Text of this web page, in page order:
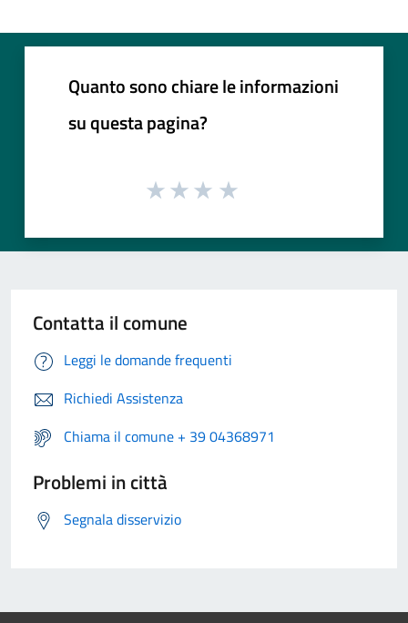
Quanto sono chiare le informazioni
su questa pagina?
Contatta il comune
Leggi le domande frequenti
Richiedi Assistenza
Chiama il comune + 39 04368971
Problemi in città
Segnala disservizio